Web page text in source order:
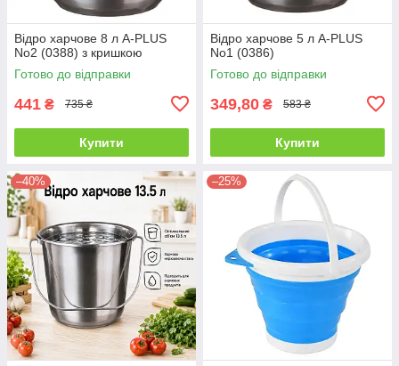
Відро харчове 8 л A-PLUS
No2 (0388) з кришкою
Готово до відправки
441 ₴ 735 ₴
Купити
Відро харчове 5 л A-PLUS
No1 (0386)
Готово до відправки
349,80 ₴ 583 ₴
Купити
–40% –25%